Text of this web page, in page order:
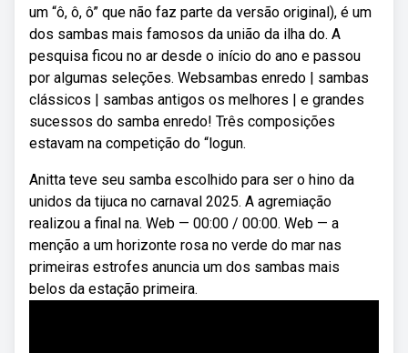
um “ô, ô, ô” que não faz parte da versão original), é um
dos sambas mais famosos da união da ilha do. A
pesquisa ficou no ar desde o início do ano e passou
por algumas seleções. Websambas enredo | sambas
clássicos | sambas antigos os melhores | e grandes
sucessos do samba enredo! Três composições
estavam na competição do “logun.
Anitta teve seu samba escolhido para ser o hino da
unidos da tijuca no carnaval 2025. A agremiação
realizou a final na. Web — 00:00 / 00:00. Web — a
menção a um horizonte rosa no verde do mar nas
primeiras estrofes anuncia um dos sambas mais
belos da estação primeira.